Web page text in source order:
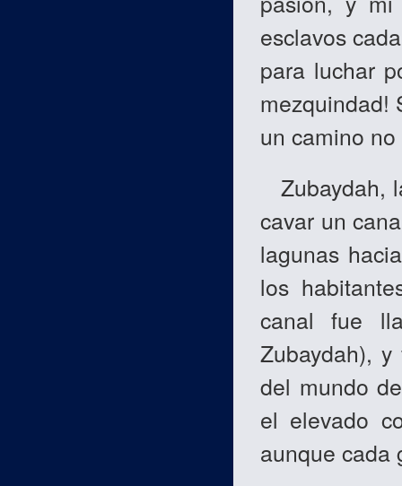
esclavos
para luchar
mezquindad!
un camino
Zubaydah,
cavar un
lagunas
los
canal fue
Zubaydah),
del mundo
el elevado
aunque